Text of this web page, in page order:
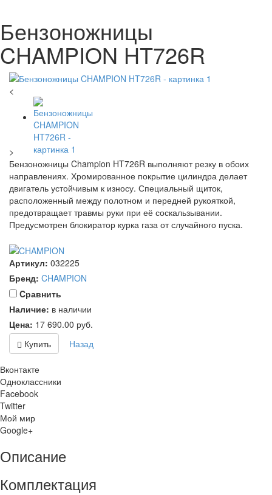
Бензоножницы
CHAMPION HT726R
<
>
Бензоножницы Champion HT726R выполняют резку в обоих
направлениях. Хромированное покрытие цилиндра делает
двигатель устойчивым к износу. Специальный щиток,
расположенный между полотном и передней рукояткой,
предотвращает травмы руки при её соскальзывании.
Предусмотрен блокиратор курка газа от случайного пуска.
Артикул: 032225
Бренд: CHAMPION
Cравнить
Наличие: в наличии
Цена: 17 690.00 руб.
Купить
Назад
Вконтакте
Одноклассники
Facebook
Twitter
Мой мир
Google+
Описание
Комплектация